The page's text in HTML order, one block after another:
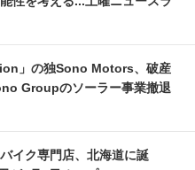
」の独Sono Motors、破産
Groupのソーラー事業撤退
イク専門店、北海道に誕